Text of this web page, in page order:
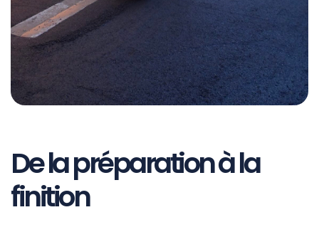
De la préparation à la
finition